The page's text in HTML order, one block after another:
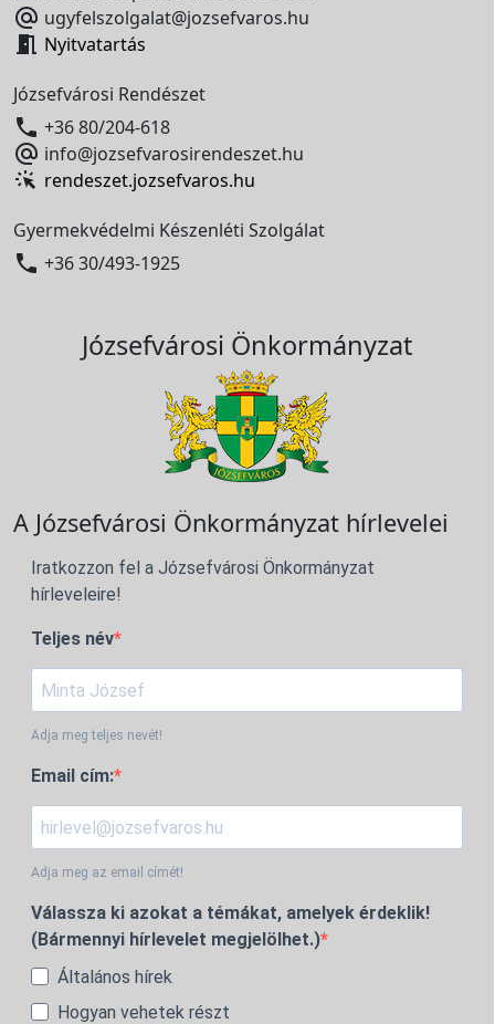
 ugyfelszolgalat@jozsefvaros.hu
 Nyitvatartás
Józsefvárosi Rendészet
 +36 80/204-618
 info@jozsefvarosirendeszet.hu
rendeszet.jozsefvaros.hu
Gyermekvédelmi Készenléti Szolgálat
 +36 30/493-1925
Józsefvárosi Önkormányzat
A Józsefvárosi Önkormányzat hírlevelei
Iratkozzon fel a Józsefvárosi Önkormányzat
hírleveleire!
Teljes név
Adja meg teljes nevét!
Email cím:
Adja meg az email címét!
Válassza ki azokat a témákat, amelyek érdeklik!
(Bármennyi hírlevelet megjelölhet.)
Általános hírek
Hogyan vehetek részt